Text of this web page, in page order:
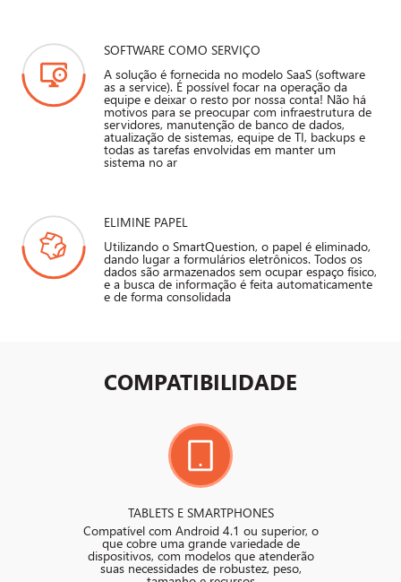
SOFTWARE COMO SERVIÇO
A solução é fornecida no modelo SaaS (software
as a service). É possível focar na operação da
equipe e deixar o resto por nossa conta! Não há
motivos para se preocupar com infraestrutura de
servidores, manutenção de banco de dados,
atualização de sistemas, equipe de TI, backups e
todas as tarefas envolvidas em manter um
sistema no ar
ELIMINE PAPEL
Utilizando o SmartQuestion, o papel é eliminado,
dando lugar a formulários eletrônicos. Todos os
dados são armazenados sem ocupar espaço físico,
e a busca de informação é feita automaticamente
e de forma consolidada
COMPATIBILIDADE
TABLETS E SMARTPHONES
Compatível com Android 4.1 ou superior, o
que cobre uma grande variedade de
dispositivos, com modelos que atenderão
suas necessidades de robustez, peso,